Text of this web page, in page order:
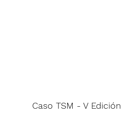
Caso TSM - V Edición